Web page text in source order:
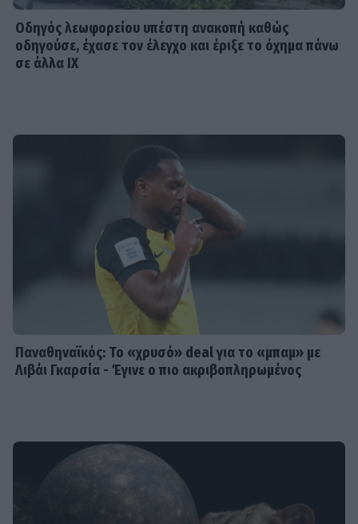
Οδηγός λεωφορείου υπέστη ανακοπή καθώς
οδηγούσε, έχασε τον έλεγχο και έριξε το όχημα πάνω
σε άλλα ΙΧ
Παναθηναϊκός: Το «χρυσό» deal για το «μπαμ» με
Λιβάι Γκαρσία - Έγινε ο πιο ακριβοπληρωμένος